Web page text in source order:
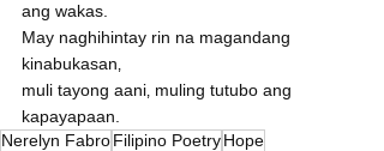
ang wakas.
May naghihintay rin na magandang
kinabukasan‚
muli tayong aani‚ muling tutubo ang
kapayapaan.
Nerelyn FabroFilipino PoetryHope